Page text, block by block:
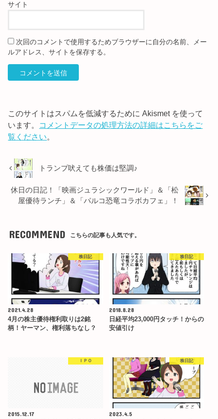
サイト
次回のコメントで使用するためブラウザーに自分の名前、メー
ルアドレス、サイトを保存する。
このサイトはスパムを低減するために Akismet を使って
います。 コメントデータの処理方法の詳細はこちらをご
覧ください。
トランプ吠えても株価は堅調♪
休日の日記！「映画ジュラシックワールド」＆「松
屋優待ランチ」＆「パルコ恐竜コラボカフェ」！
RECOMMEND こちらの記事も人気です。
株日記
2021.4.28
4月の株主優待権利取りは2銘
柄！ヤーマン、権利落ちなし？
株日記
2018.8.28
日経平均23,000円タッチ！からの
安値引け
ＩＰＯ
2015.12.17
株日記
2023.4.5